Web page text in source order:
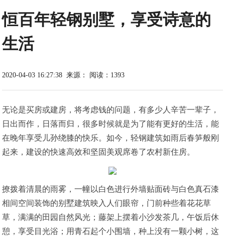
恒百年轻钢别墅，享受诗意的
生活
2020-04-03 16:27:38 来源： 阅读：1393
无论是买房或建房，将考虑钱的问题，有多少人辛苦一辈子，
日出而作，日落而归，很多时候就是为了能有更好的生活，能
在晚年享受儿孙绕膝的快乐。如今，轻钢建筑如雨后春笋般刚
起来，建设的快速高效和坚固美观席卷了农村新住房。
撩拨着清晨的雨雾，一幢以白色进行外墙贴面砖与白色真石漆
相间空间装饰的别墅建筑映入人们眼帘，门前种些着花花草
草，满满的田园自然风光；藤架上摆着小沙发茶几，午饭后休
憩，享受目光浴；用青石起个小围墙，种上没有一颗小树，这